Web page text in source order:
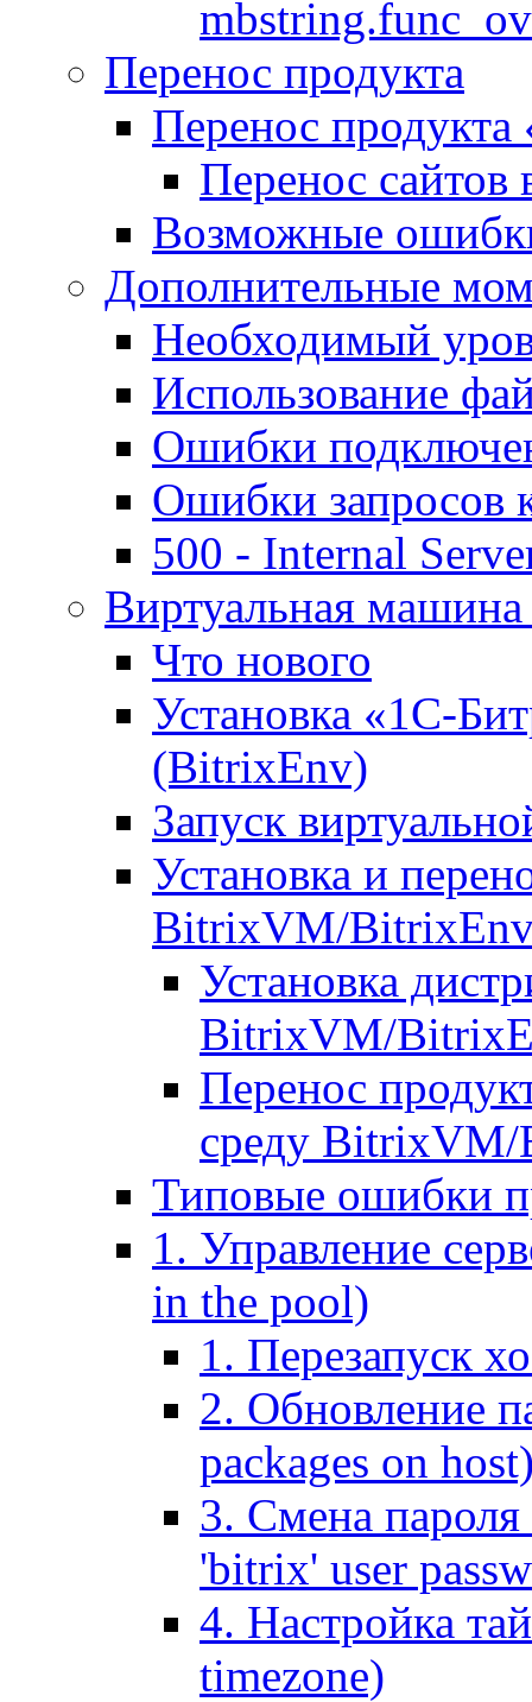
Перенос продукта
Перенос продукта
Перенос сайтов
Возможные
Дополнительные
Необходимый
Использование
Ошибки
Ошибки запросов
500 - Internal
Виртуальная
Что нового
Установка «1С-
(BitrixEnv)
Запуск
Установка и
BitrixVM/
Установка
BitrixVM/
Перенос
среду
Типовые ошибки
1. Управление
in the pool)
1. Перезапуск
2. Обновление
packages on
3. Смена пароля
'bitrix' user
4. Настройка
timezone)